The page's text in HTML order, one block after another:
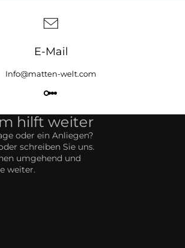
E-Mail
Info@matten-welt.com
hilft weiter
oder ein Anliegen?
schreiben Sie uns.
umgehend und
weiter.